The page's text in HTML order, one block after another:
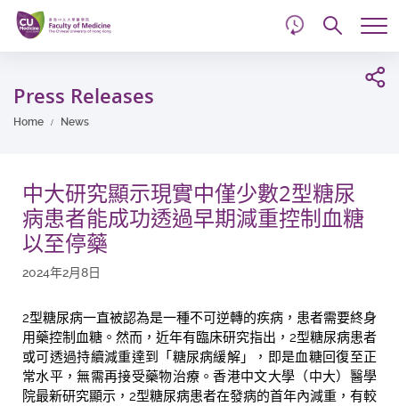
Skip
main
content
Press Releases
Home News
中大研究顯示現實中僅少數2型糖尿
病患者能成功透過早期減重控制血糖
以至停藥
2024年2月8日
2型糖尿病一直被認為是一種不可逆轉的疾病，患者需要終身
用藥控制血糖。然而，近年有臨床研究指出，2型糖尿病患者
或可透過持續減重達到「糖尿病緩解」，即是血糖回復至正
常水平，無需再接受藥物治療。香港中文大學（中大）醫學
院最新研究顯示，2型糖尿病患者在發病的首年內減重，有較